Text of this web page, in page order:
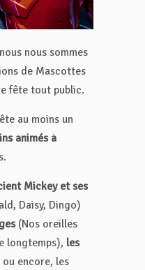
nous sommes
de Mascottes
fête tout public.
au moins un
animés à
Mickey et ses
Daisy, Dingo)
(Nos oreilles
longtemps), les
ou encore, les